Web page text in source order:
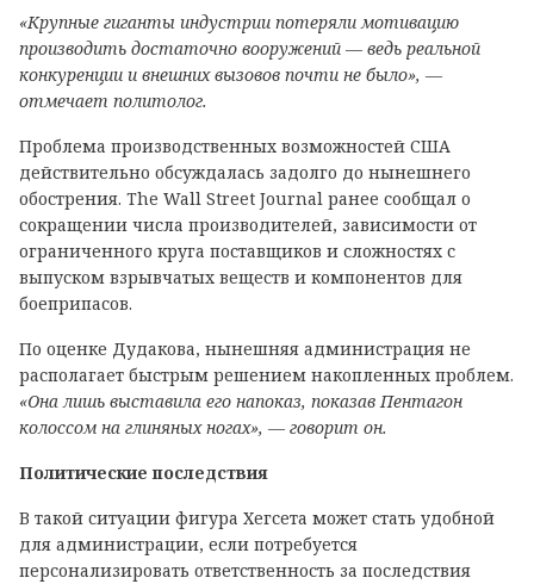
«Крупные гиганты индустрии потеряли мотивацию
производить достаточно вооружений — ведь реальной
конкуренции и внешних вызовов почти не было», —
отмечает политолог.
Проблема производственных возможностей США
действительно обсуждалась задолго до нынешнего
обострения. The Wall Street Journal ранее сообщал о
сокращении числа производителей, зависимости от
ограниченного круга поставщиков и сложностях с
выпуском взрывчатых веществ и компонентов для
боеприпасов.
По оценке Дудакова, нынешняя администрация не
располагает быстрым решением накопленных проблем.
«Она лишь выставила его напоказ, показав Пентагон
колоссом на глиняных ногах», — говорит он.
Политические последствия
В такой ситуации фигура Хегсета может стать удобной
для администрации, если потребуется
персонализировать ответственность за последствия